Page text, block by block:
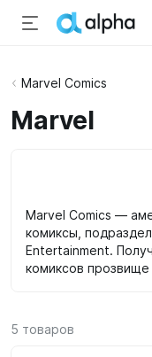
Marvel Comics
Marvel
Marvel Comics —
комиксы,
Entertainment.
комиксов
5 товаров